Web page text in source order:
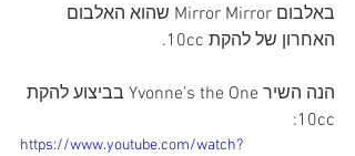
באלבום Mirror Mirror שהוא האלבום
האחרון של להקת 10cc.
הנה השיר Yvonne's the One בביצוע להקת
10cc:
https://www.youtube.com/watch?